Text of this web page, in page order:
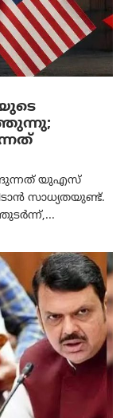
യുഎസ്
സാധ്യതയുണ്ട്.